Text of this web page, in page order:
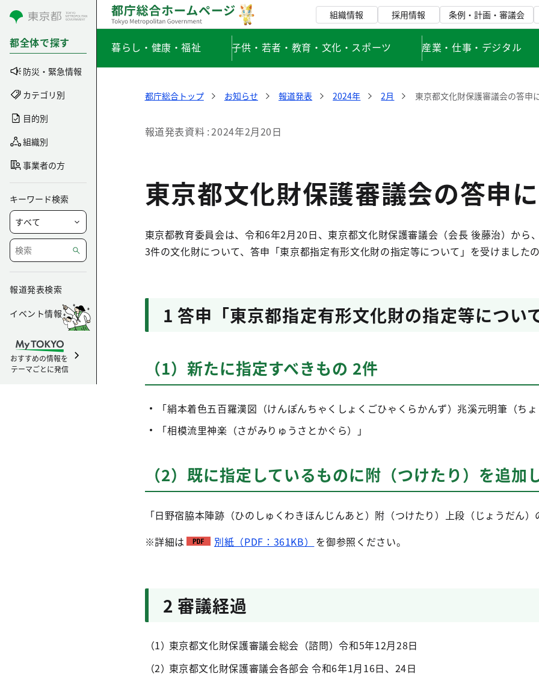
コンテンツにスキップ
都全体で探す
防災・緊急情報
カテゴリ別
目的別
組織別
事業者の方
キーワード検索
報道発表検索
イベント情報
おすすめの情報を
テーマごとに発信
組織情報 採用情報 条例・計画・審議会
暮らし・健康・福祉 子供・若者・教育・文化・スポーツ 産業・仕事・デジタル
都庁総合トップ お知らせ 報道発表 2024年 2月 東京都文化財保護審議会の答申
報道発表資料 2024年2月20日
東京都文化財保護審議会の答申
東京都教育委員会は、令和6年2月20日、東京都文化財保護審議会（会長 後藤治）から
3件の文化財について、答申「東京都指定有形文化財の指定等について」を受けましたの
1 答申「東京都指定有形文化財の指定等につい
（1）新たに指定すべきもの 2件
「絹本着色五百羅漢図（けんぽんちゃくしょくごひゃくらかんず）兆溪元明筆（ち
「相模流里神楽（さがみりゅうさとかぐら）」
（2）既に指定しているものに附（つけたり）を追加
「日野宿脇本陣跡（ひのしゅくわきほんじんあと）附（つけたり）上段（じょうだん）
※詳細は
別紙（PDF：361KB） を御参照ください。
2 審議経過
東京都文化財保護審議会総会（諮問）令和5年12月28日
東京都文化財保護審議会各部会 令和6年1月16日、24日